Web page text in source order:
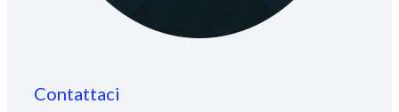
Contattaci